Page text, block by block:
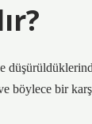
böylece bir